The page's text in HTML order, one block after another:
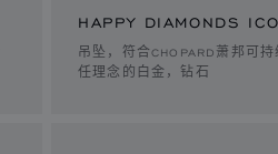
HAPPY DIAMONDS
吊坠，符合CHOPARD萧邦可
任理念的白金，钻石